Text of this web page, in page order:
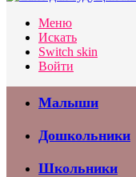
Меню
Искать
Switch skin
Войти
Малыши
Дошкольники
Школьники